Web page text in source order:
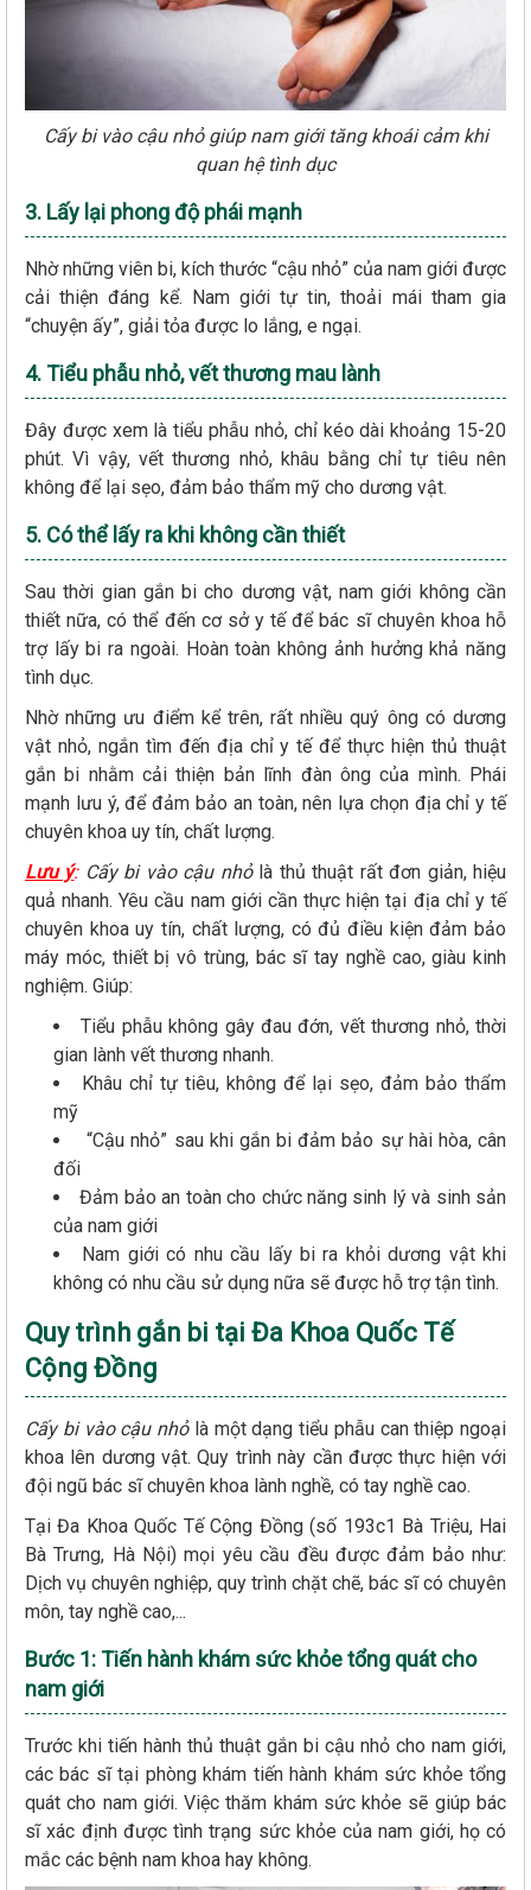
Cấy bi vào cậu nhỏ giúp nam giới tăng khoái cảm khi
quan hệ tình dục
3. Lấy lại phong độ phái mạnh
Nhờ những viên bi, kích thước “cậu nhỏ” của nam giới được
cải thiện đáng kể. Nam giới tự tin, thoải mái tham gia
“chuyện ấy”, giải tỏa được lo lắng, e ngại.
4. Tiểu phẫu nhỏ, vết thương mau lành
Đây được xem là tiểu phẫu nhỏ, chỉ kéo dài khoảng 15-20
phút. Vì vậy, vết thương nhỏ, khâu bằng chỉ tự tiêu nên
không để lại sẹo, đảm bảo thẩm mỹ cho dương vật.
5. Có thể lấy ra khi không cần thiết
Sau thời gian gắn bi cho dương vật, nam giới không cần
thiết nữa, có thể đến cơ sở y tế để bác sĩ chuyên khoa hỗ
trợ lấy bi ra ngoài. Hoàn toàn không ảnh hưởng khả năng
tình dục.
Nhờ những ưu điểm kể trên, rất nhiều quý ông có dương
vật nhỏ, ngắn tìm đến địa chỉ y tế để thực hiện thủ thuật
gắn bi nhằm cải thiện bản lĩnh đàn ông của mình. Phái
mạnh lưu ý, để đảm bảo an toàn, nên lựa chọn địa chỉ y tế
chuyên khoa uy tín, chất lượng.
Lưu ý: Cấy bi vào cậu nhỏlà thủ thuật rất đơn giản, hiệu
quả nhanh. Yêu cầu nam giới cần thực hiện tại địa chỉ y tế
chuyên khoa uy tín, chất lượng, có đủ điều kiện đảm bảo
máy móc, thiết bị vô trùng, bác sĩ tay nghề cao, giàu kinh
nghiệm. Giúp:
Tiểu phẫu không gây đau đớn, vết thương nhỏ, thời
gian lành vết thương nhanh.
Khâu chỉ tự tiêu, không để lại sẹo, đảm bảo thẩm
mỹ
“Cậu nhỏ” sau khi gắn bi đảm bảo sự hài hòa, cân
đối
Đảm bảo an toàn cho chức năng sinh lý và sinh sản
của nam giới
Nam giới có nhu cầu lấy bi ra khỏi dương vật khi
không có nhu cầu sử dụng nữa sẽ được hỗ trợ tận tình.
Quy trình gắn bi tại Đa Khoa Quốc Tế
Cộng Đồng
Cấy bi vào cậu nhỏlà một dạng tiểu phẫu can thiệp ngoại
khoa lên dương vật. Quy trình này cần được thực hiện với
đội ngũ bác sĩ chuyên khoa lành nghề, có tay nghề cao.
Tại Đa Khoa Quốc Tế Cộng Đồng (số 193c1 Bà Triệu, Hai
Bà Trưng, Hà Nội) mọi yêu cầu đều được đảm bảo như:
Dịch vụ chuyên nghiệp, quy trình chặt chẽ, bác sĩ có chuyên
môn, tay nghề cao,...
Bước 1: Tiến hành khám sức khỏe tổng quát cho
nam giới
Trước khi tiến hành thủ thuật gắn bi cậu nhỏ cho nam giới,
các bác sĩ tại phòng khám tiến hành khám sức khỏe tổng
quát cho nam giới. Việc thăm khám sức khỏe sẽ giúp bác
sĩ xác định được tình trạng sức khỏe của nam giới, họ có
mắc các bệnh nam khoa hay không.